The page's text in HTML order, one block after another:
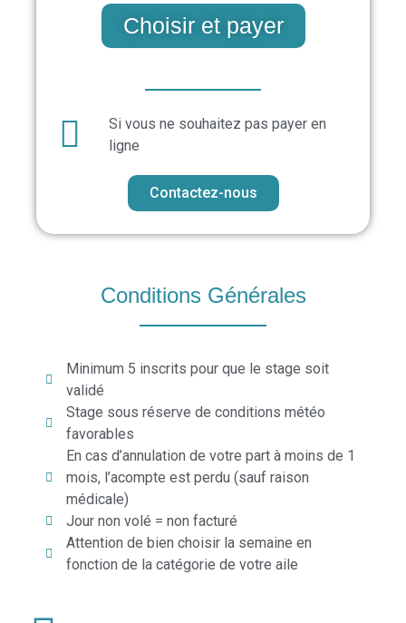
Choisir et payer
Si vous ne souhaitez pas payer en
ligne
Contactez-nous
Conditions Générales
Minimum 5 inscrits pour que le stage soit
validé
Stage sous réserve de conditions météo
favorables
En cas d’annulation de votre part à moins de 1
mois, l’acompte est perdu (sauf raison
médicale)
Jour non volé = non facturé
Attention de bien choisir la semaine en
fonction de la catégorie de votre aile